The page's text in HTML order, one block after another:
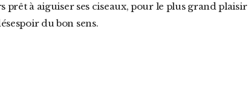
à aiguiser ses ciseaux, pour le plus grand plaisir
du bon sens.